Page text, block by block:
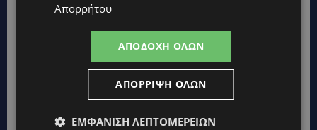
ΑΓΙΟΣ ΙΩΑΝΝΗΣ ΠΙΤΣΙΛΙΑΣ: Ξανανοίγει η πισίνα του χωριού –
ΕΛΕΝΑ ΠΑΠΑΔΟΠΟΥΛΟΥ: Από τη σκηνή στην Αντιπροεδρία του
Απορρήτου
ΑΠΟΔΟΧΉ ΌΛΩΝ
ΑΠΌΡΡΙΨΗ ΌΛΩΝ
ΕΜΦΆΝΙΣΗ ΛΕΠΤΟΜΕΡΕΙΏΝ